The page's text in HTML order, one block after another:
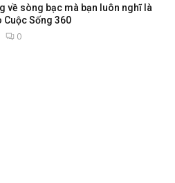
về sòng bạc mà bạn luôn nghĩ là
Cuộc Sống 360
0